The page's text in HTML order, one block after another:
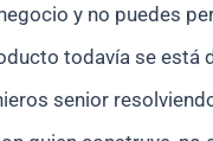
y no puedes
todavía se
senior